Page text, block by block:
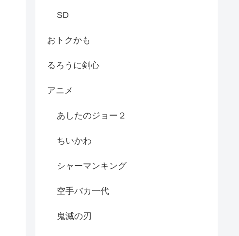
SD
おトクかも
るろうに剣心
アニメ
あしたのジョー２
ちいかわ
シャーマンキング
空手バカ一代
鬼滅の刃